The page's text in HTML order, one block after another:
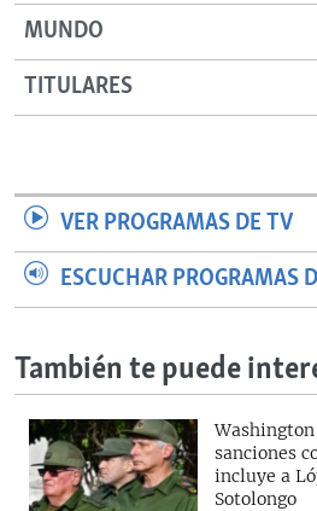
MUNDO
TITULARES
VER PROGRAMAS DE TV
ESCUCHAR PROGRAMAS
También te puede
sanciones
incluye a
Sotolongo